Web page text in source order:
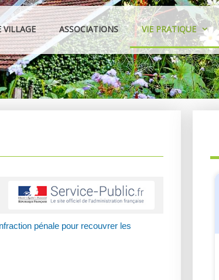
VILLAGE ASSOCIATIONS VIE PRATIQUE
pénale pour recouvrer les